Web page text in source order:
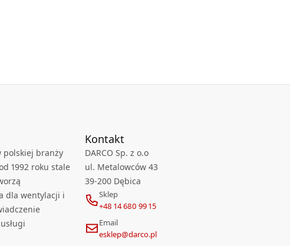
polskiej branży
1992 roku stale
dla wentylacji i
Kontakt
DARCO Sp. z o.o
ul. Metalowców 43
39-200 Dębica
Sklep
+48 14 680 99 15
Email
esklep@darco.pl